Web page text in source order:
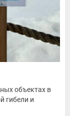
объектах в
гибели и